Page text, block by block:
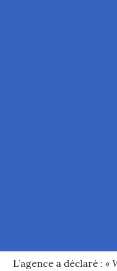
L’agence a déclaré :«